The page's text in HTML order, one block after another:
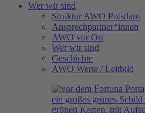
Wer wir sind
Struktur AWO Potsdam
Ansprechpartner*innen
AWO vor Ort
Wer wir sind
Geschichte
AWO Werte / Leitbild